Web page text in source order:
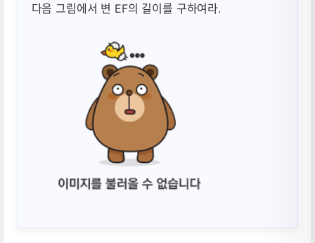
다음 그림에서 변 EF의 길이를 구하여라.